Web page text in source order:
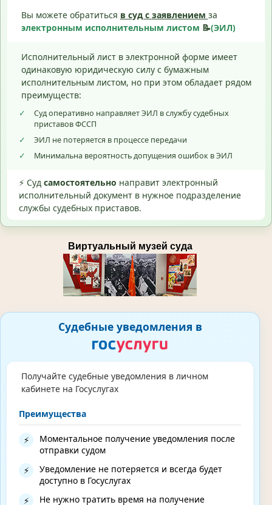
Вы можете обратиться в суд с заявлением за
электронным исполнительным листом 📝(ЭИЛ)
Исполнительный лист в электронной форме имеет
одинаковую юридическую силу с бумажным
исполнительным листом, но при этом обладает рядом
преимуществ:
✓
Суд оперативно направляет ЭИЛ в службу судебных
приставов ФССП
✓
ЭИЛ не потеряется в процессе передачи
✓
Минимальна вероятность допущения ошибок в ЭИЛ
⚡ Суд самостоятельно направит электронный
исполнительный документ в нужное подразделение
службы судебных приставов.
Виртуальный музей суда
Судебные уведомления в
Получайте судебные уведомления в личном
кабинете на Госуслугах
Преимущества
⚡
Моментальное получение уведомления после
отправки судом
⚡
Уведомление не потеряется и всегда будет
доступно в Госуслугах
⚡
Не нужно тратить время на получение